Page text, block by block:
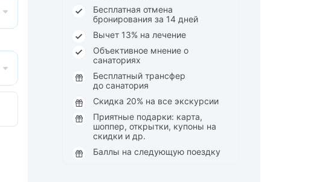
Бесплатная отмена
бронирования за 14 дней
Вычет 13% на лечение
Объективное мнение о
санаториях
Бесплатный трансфер
до санатория
Скидка 20% на все экскурсии
Приятные подарки: карта,
шоппер, открытки, купоны на
скидки и др.
Баллы на следующую поездку